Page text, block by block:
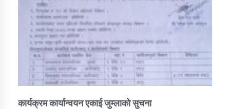
कार्यक्रम कार्यान्वयन एकाई जुम्लाको सुचना